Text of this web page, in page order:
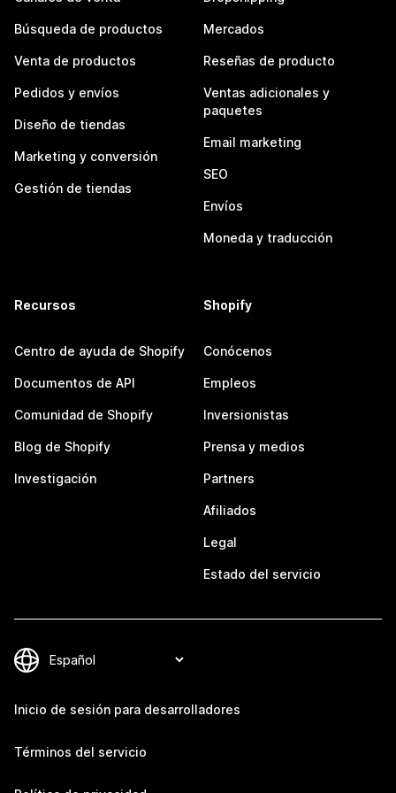
Búsqueda de productos
Venta de productos
Pedidos y envíos
Diseño de tiendas
Marketing y conversión
Gestión de tiendas
Mercados
Reseñas de producto
Ventas adicionales y
paquetes
Email marketing
SEO
Envíos
Moneda y traducción
Recursos
Centro de ayuda de Shopify
Documentos de API
Comunidad de Shopify
Blog de Shopify
Investigación
Shopify
Conócenos
Empleos
Inversionistas
Prensa y medios
Partners
Afiliados
Legal
Estado del servicio
Inicio de sesión para desarrolladores
Términos del servicio